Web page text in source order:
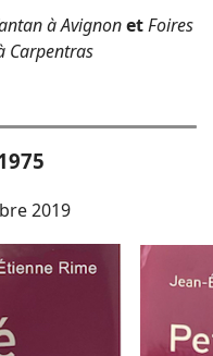
à Avignon et Foires
Carpentras
2019